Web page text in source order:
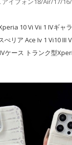
10 Vi Vii 1 IVギャ
ぺリア Ace Iv 1 Vi10 III
ケース トランク型